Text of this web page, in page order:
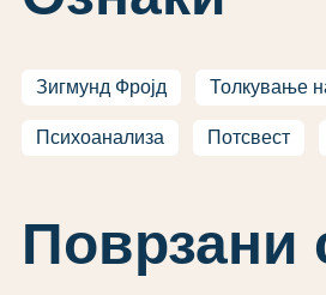
Зигмунд Фројд Толкување
Психоанализа Потсвест
Поврзани